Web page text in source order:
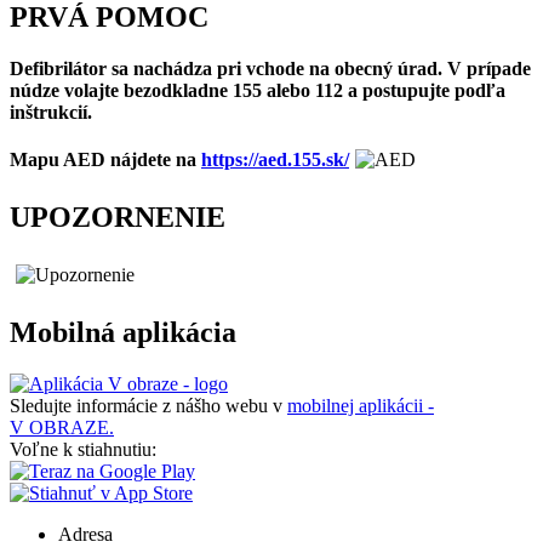
PRVÁ POMOC
Defibrilátor sa nachádza pri vchode na obecný úrad. V prípade
núdze volajte bezodkladne 155 alebo 112 a postupujte podľa
inštrukcií.
Mapu AED nájdete na https://aed.155.sk/
UPOZORNENIE
Mobilná aplikácia
Sledujte informácie z nášho webu v mobilnej aplikácii -
V OBRAZE.
Voľne k stiahnutiu:
Adresa